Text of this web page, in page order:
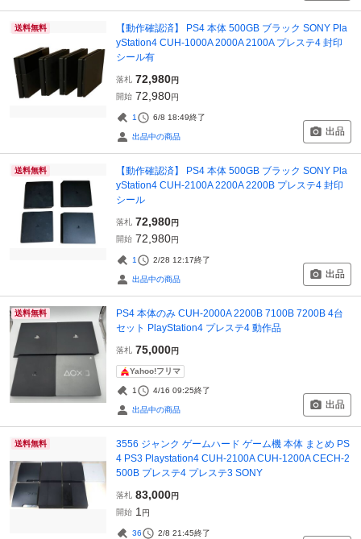
送料無料
【動作確認済】 PS4 本体 500GB ブラック SONY Pla
yStation4 CUH-1000A 2000A 2100A プレステ4 封印
シール有
落札 72,980円
開始 72,980円
1 6/8 18:49終了
出品中の商品 出品
送料無料
【動作確認済】 PS4 本体 500GB ブラック SONY Pla
yStation4 CUH-2100A 2200A 2200B プレステ4 封印
シール
落札 72,980円
開始 72,980円
1 2/28 12:17終了
出品中の商品 出品
送料無料
PS4 本体のみ CUH-2000A 2200B 7100B 7200B 4台
セット PlayStation4 プレステ4 動作品
落札 75,000円
Yahoo!フリマ
1 4/16 09:25終了
出品中の商品 出品
送料無料
3556 ジャンク ゲームハード ゲーム機 本体 まとめ PS
4 PS3 Playstation4 CUH-2100A CUH-1200A CECH-2
500B プレステ4 プレステ3 SONY
落札 83,000円
開始 1 円
36 2/8 21:45終了